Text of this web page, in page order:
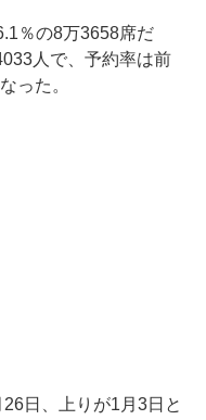
％の8万3658席だ
人で、予約率は前
った。
日、上りが1月3日と